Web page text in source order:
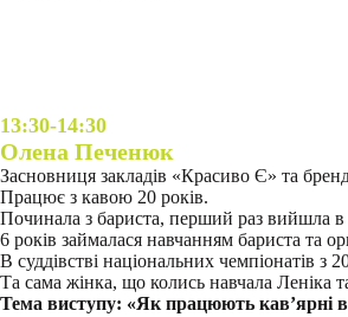
13:30-14:30
Олена Печенюк
Засновниця закладів «Красиво Є» та
Працює з кавою 20 років.
Починала з бариста, перший раз вийшла в
6 років займалася навчанням бариста та
В суддівстві національних чемпіонатів з
Та сама жінка, що колись навчала Леніка
Тема виступу: «Як працюють кавʼярні в